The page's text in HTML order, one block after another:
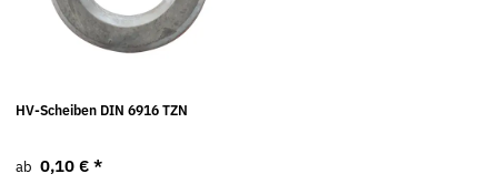
HV-Scheiben DIN 6916 TZN
ab 0,10 € *